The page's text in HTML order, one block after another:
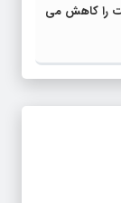
را کاهش می